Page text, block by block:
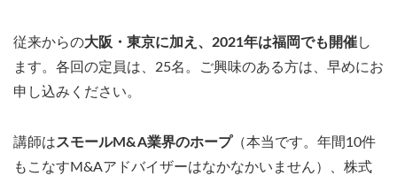
従来からの大阪・東京に加え、2021年は福岡でも開催し
ます。各回の定員は、25名。ご興味のある方は、早めにお
申し込みください。
講師はスモールM&A業界のホープ（本当です。年間10件
もこなすM&Aアドバイザーはなかなかいません）、株式